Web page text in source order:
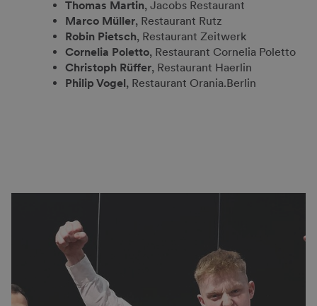
Thomas Martin, Jacobs Restaurant
Marco Müller, Restaurant Rutz
Robin Pietsch, Restaurant Zeitwerk
Cornelia Poletto, Restaurant Cornelia Poletto
Christoph Rüffer, Restaurant Haerlin
Philip Vogel, Restaurant Orania.Berlin